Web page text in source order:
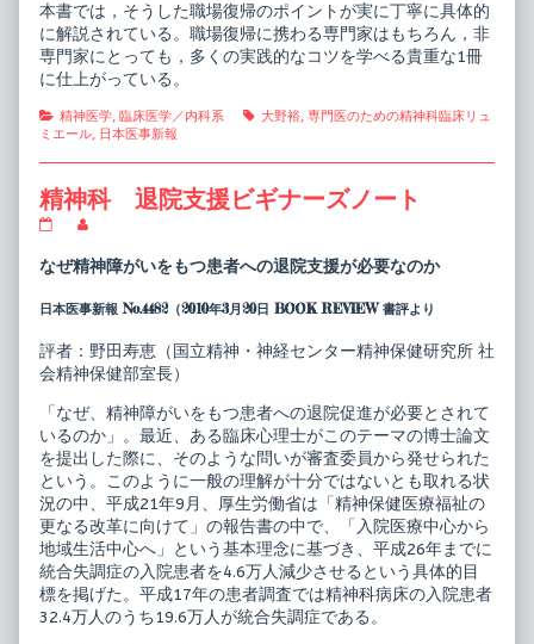
本書では，そうした職場復帰のポイントが実に丁寧に具体的
に解説されている。職場復帰に携わる専門家はもちろん，非
専門家にとっても，多くの実践的なコツを学べる貴重な1冊
に仕上がっている。
Categories
精神医学, 臨床医学／内科系 Tags
大野裕, 専門医のための精神科臨床リュ
ミエール, 日本医事新報
精神科 退院支援ビギナーズノート
科
退
支
ビ
ギ
ナ
ー
ズ
ノ
ー
ト
published
on
posts
by
author
精
神
科
院
支
援
ギ
ナ
ー
ズ
ノ
ー
ト,
なぜ精神障がいをもつ患者への退院支援が必要なのか
日本医事新報 No.4482（2010年3月20日 BOOK REVIEW 書評より
評者：野田寿恵（国立精神・神経センター精神保健研究所 社
会精神保健部室長）
「なぜ、精神障がいをもつ患者への退院促進が必要とされて
いるのか」。最近、ある臨床心理士がこのテーマの博士論文
を提出した際に、そのような問いが審査委員から発せられた
という。このように一般の理解が十分ではないとも取れる状
況の中、平成21年9月、厚生労働省は「精神保健医療福祉の
更なる改革に向けて」の報告書の中で、「入院医療中心から
地域生活中心へ」という基本理念に基づき、平成26年までに
統合失調症の入院患者を4.6万人減少させるという具体的目
標を掲げた。平成17年の患者調査では精神科病床の入院患者
32.4万人のうち19.6万人が統合失調症である。